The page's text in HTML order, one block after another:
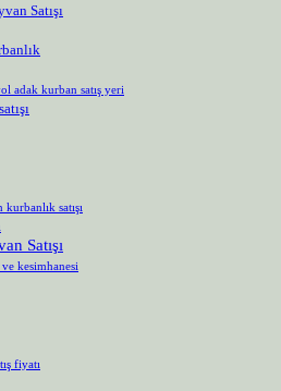
Satışı
adak kurban satış yeri
satışı
Satışı
kesimhanesi
fiyatı